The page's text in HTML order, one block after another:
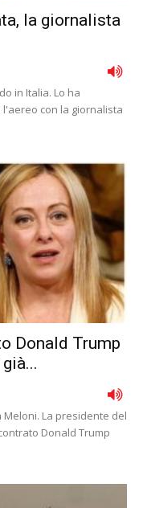
la giornalista
in Italia. Lo ha
con la giornalista
Donald Trump
Meloni. La presidente del
Donald Trump